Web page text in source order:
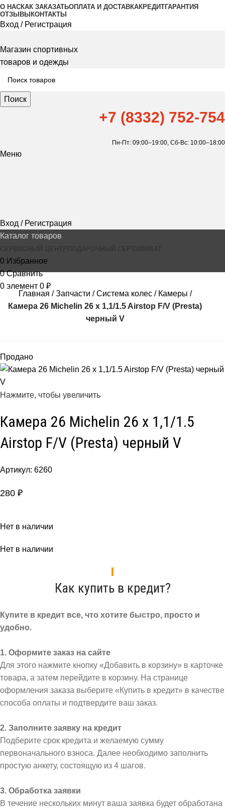
О НАСКАК ЗАКАЗАТЬОПЛАТА И ДОСТАВКАКРЕДИТГАРАНТИЯ
ОТЗЫВЫ КОНТАКТЫ
Вход / Регистрация
Магазин спортивных
товаров и одежды
Поиск
+7 (8332) 752-754
Пн-Пт: 09:00–19:00, Сб-Вс: 10:00–18:00
Меню
Вход / Регистрация
Каталог товаров
0 Избранное
0 Сравнить
0 элемент 0 ₽
Главная
Запчасти Система колес
Камеры
Камера 26 Michelin 26 x 1,1/1.5 Airstop F/V (Presta)
черный V
Продано
Нажмите, чтобы увеличить
Камера 26 Michelin 26 x 1,1/1.5
Airstop F/V (Presta) черный V
Артикул: 6260
280 ₽
Нет в наличии
Нет в наличии
Как купить в кредит?
Купите в кредит все, что хотите быстро, просто и
удобно.
1. Оформите заказ на сайте
Для этого нажмите кнопку «Добавить в корзину» в карточке
товара, а затем перейдите в корзину. На странице
оформления заказа выберите «Купить в кредит» в качестве
способа оплаты и подтвердите ваш заказ.
2. Заполните заявку на кредит
Подберите срок кредита и желаемую сумму
первоначального взноса. Далее необходимо заполнить
простую анкету, состоящую из 4 шагов.
3. Обработка заявки
В течение нескольких минут ваша заявка будет обработана